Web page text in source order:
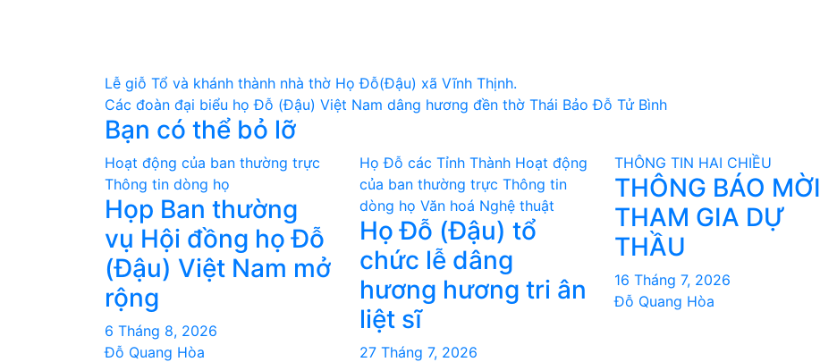
Điều
hướng
bài
viết
Lễ giỗ Tổ và khánh thành nhà thờ Họ Đỗ(Đậu) xã Vĩnh Thịnh.
Các đoàn đại biểu họ Đỗ (Đậu) Việt Nam dâng hương đền thờ Thái Bảo Đỗ Tử Bình
Bạn có thể bỏ lỡ
Hoạt động của ban thường trực
Thông tin dòng họ
Họp Ban thường
vụ Hội đồng họ Đỗ
(Đậu) Việt Nam mở
rộng
6 Tháng 8, 2026
Đỗ Quang Hòa
Họ Đỗ các Tỉnh Thành Hoạt động
của ban thường trực Thông tin
dòng họ Văn hoá Nghệ thuật
Họ Đỗ (Đậu) tổ
chức lễ dâng
hương hương tri ân
liệt sĩ
27 Tháng 7, 2026
THÔNG TIN HAI CHIỀU
THÔNG BÁO MỜI
THAM GIA DỰ
THẦU
16 Tháng 7, 2026
Đỗ Quang Hòa